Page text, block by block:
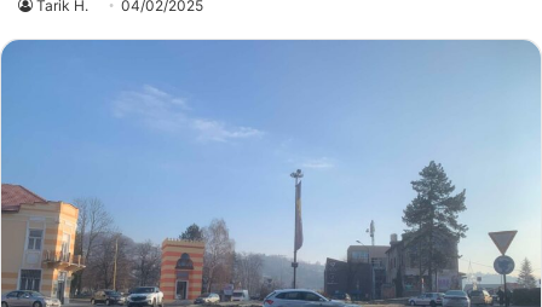
Tarik H. 04/02/2025